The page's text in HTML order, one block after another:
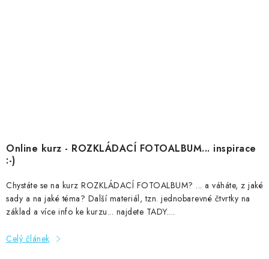
Online kurz - ROZKLÁDACÍ FOTOALBUM... inspirace
:-)
Chystáte se na kurz ROZKLÁDACÍ FOTOALBUM? ... a váháte, z jaké
sady a na jaké téma? Další materiál, tzn. jednobarevné čtvrtky na
základ a více info ke kurzu... najdete TADY....
Celý článek